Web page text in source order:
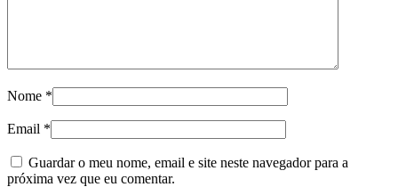
Nome *
Email *
Guardar o meu nome, email e site neste navegador para a
próxima vez que eu comentar.